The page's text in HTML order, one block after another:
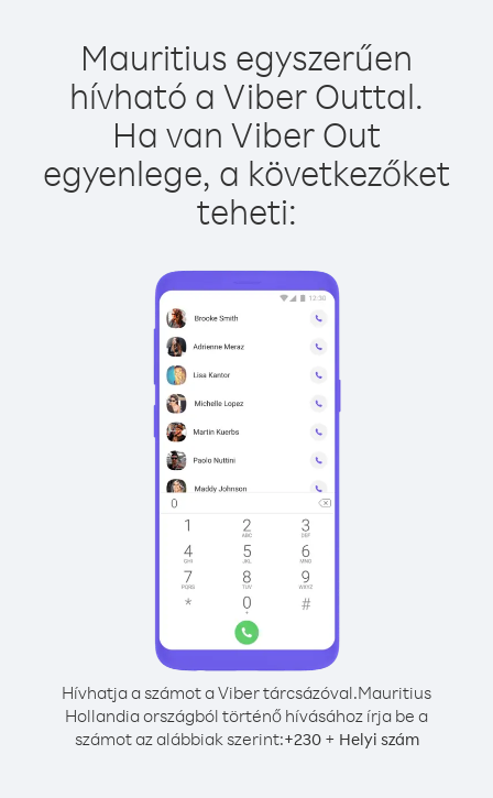
Mauritius egyszerűen
hívható a Viber Outtal.
Ha van Viber Out
egyenlege, a következőket
teheti:
Hívhatja a számot a Viber tárcsázóval.Mauritius
Hollandia országból történő hívásához írja be a
számot az alábbiak szerint:+230+ Helyi szám